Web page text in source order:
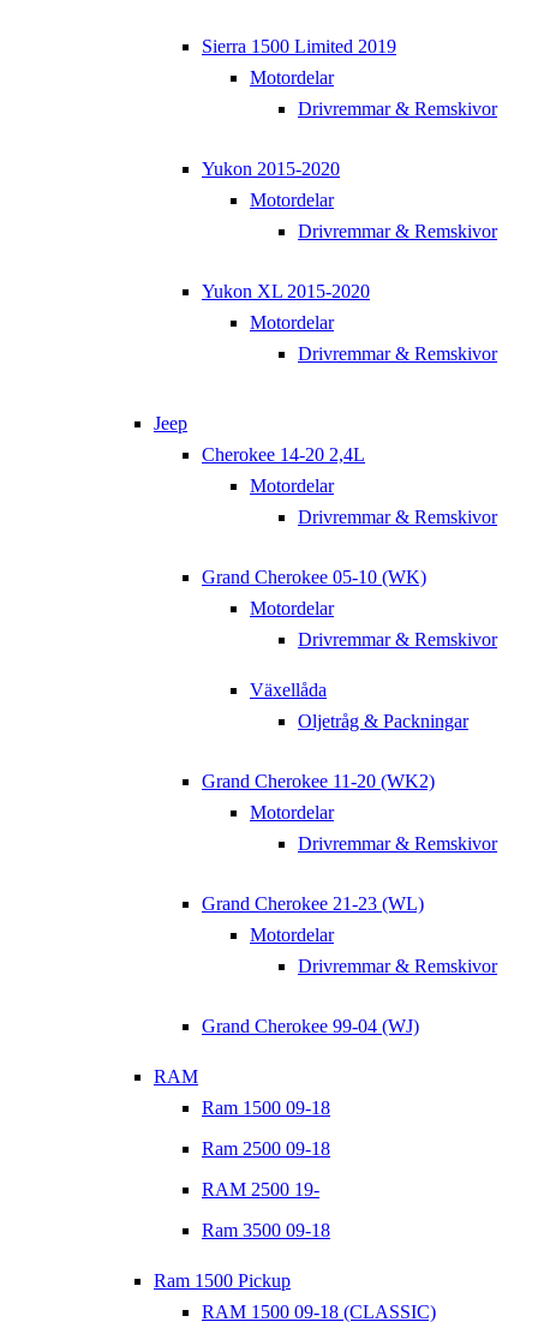
Sierra 1500 Limited 2019
Motordelar
Drivremmar & Remskivor
Yukon 2015-2020
Motordelar
Drivremmar & Remskivor
Yukon XL 2015-2020
Motordelar
Drivremmar & Remskivor
Jeep
Cherokee 14-20 2,4L
Motordelar
Drivremmar & Remskivor
Grand Cherokee 05-10 (WK)
Motordelar
Drivremmar & Remskivor
Växellåda
Oljetråg & Packningar
Grand Cherokee 11-20 (WK2)
Motordelar
Drivremmar & Remskivor
Grand Cherokee 21-23 (WL)
Motordelar
Drivremmar & Remskivor
Grand Cherokee 99-04 (WJ)
RAM
Ram 1500 09-18
Ram 2500 09-18
RAM 2500 19-
Ram 3500 09-18
Ram 1500 Pickup
RAM 1500 09-18 (CLASSIC)